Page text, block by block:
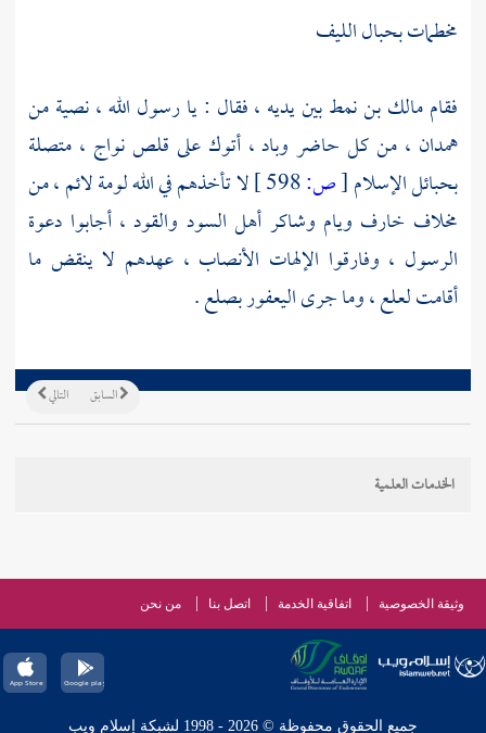
مخطمات بحبال الليف
فقاممالك بن نمطبين يديه ، فقال : يا رسول الله ، نصية من
همدان ، من كل حاضر وباد ، أتوك على قلص نواج ، متصلة
بحبائل الإسلام[ص:
لا تأخذهم في الله لومة لائم ، من
مخلاف خارف ويام وشاكر أهل السود والقود ، أجابوا دعوة
الرسول ، وفارقوا الإلهات الأنصاب ، عهدهم لا ينقض ما
أقامت لعلع ، وما جرى اليعفور بصلع .
التالي السابق
الخدمات العلمية
وثيقة الخصوصية اتفاقية الخدمة اتصل بنا من نحن
جميع الحقوق محفوظة © 2026 - 1998 لشبكة إسلام ويب